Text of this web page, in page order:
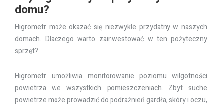
domu?
Higrometr może okazać się niezwykle przydatny w naszych
domach. Dlaczego warto zainwestować w ten pożyteczny
sprzęt?
Higrometr umożliwia monitorowanie poziomu wilgotności
powietrza we wszystkich pomieszczeniach. Zbyt suche
powietrze może prowadzić do podrażnień gardła, skóry i oczu,